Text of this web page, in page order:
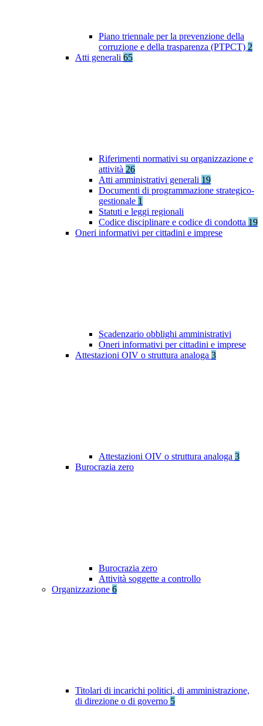
Piano triennale per la prevenzione della
corruzione e della trasparenza (PTPCT) 2
Atti generali 65
Riferimenti normativi su organizzazione e
attività 26
Atti amministrativi generali 19
Documenti di programmazione strategico-
gestionale 1
Statuti e leggi regionali
Codice disciplinare e codice di condotta 19
Oneri informativi per cittadini e imprese
Scadenzario obblighi amministrativi
Oneri informativi per cittadini e imprese
Attestazioni OIV o struttura analoga 3
Attestazioni OIV o struttura analoga 3
Burocrazia zero
Burocrazia zero
Attività soggette a controllo
Organizzazione 6
Titolari di incarichi politici, di amministrazione,
di direzione o di governo 5